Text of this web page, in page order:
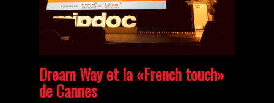
Dream Way et la «French touch»
de Cannes